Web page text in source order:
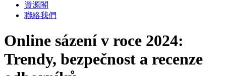
資源閣
聯絡我們
Online sázení v roce 2024:
Trendy, bezpečnost a recenze